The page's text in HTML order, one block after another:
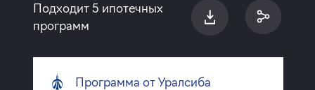
Подходит 5 ипотечных
программ
Программа от Уралсиба